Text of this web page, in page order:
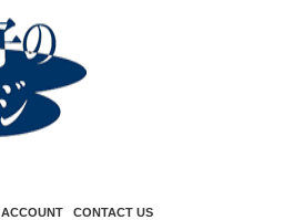
ACCOUNT CONTACT US